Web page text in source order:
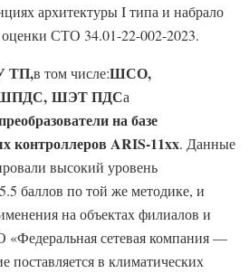
архитектуры I типа и набрало
СТО 34.01-22-002-2023.
ТП,в том числе:ШСО,
ШЭТ ПДСа
на базе
контроллеров ARIS-11xx. Данные
высокий уровень
баллов по той же методике, и
на объектах филиалов и
сетевая компания —
поставляется в климатических